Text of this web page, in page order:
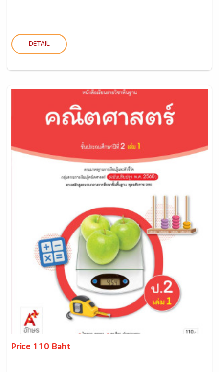
DETAIL
Price 110 Baht